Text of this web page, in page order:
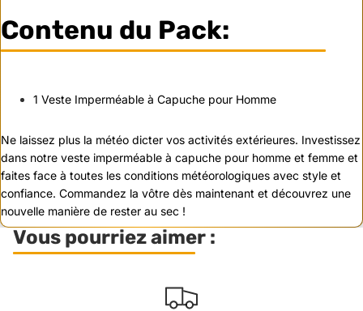
Contenu du Pack:
1 Veste Imperméable à Capuche pour Homme
Ne laissez plus la météo dicter vos activités extérieures. Investissez
dans notre veste imperméable à capuche pour homme et femme et
faites face à toutes les conditions météorologiques avec style et
confiance. Commandez la vôtre dès maintenant et découvrez une
nouvelle manière de rester au sec !
Vous pourriez aimer :